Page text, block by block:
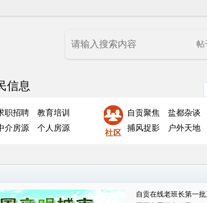
帖
信息
职招聘
教育培训
介房源 个人房源
自贡聚焦 盐都杂谈
捕风捉影
户外天地
自贡在线老班长第一